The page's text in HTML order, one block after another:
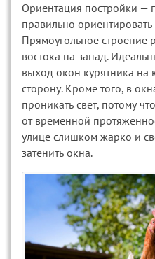
Ориентация постройки —
правильно
Прямоугольное строение
востока на запад.
выход окон курятника на
сторону. Кроме того, в
проникать свет, потому что
от временной
улице слишком жарко и
затенить окна.